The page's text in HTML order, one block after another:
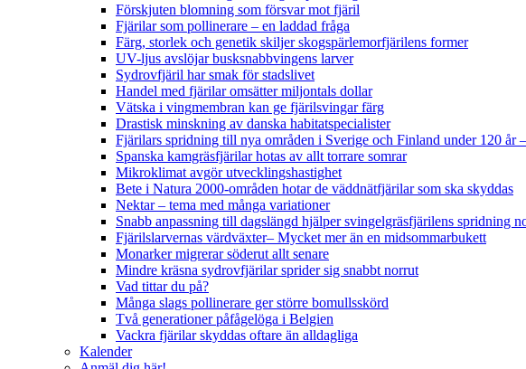
Förskjuten blomning som försvar mot fjäril
Fjärilar som pollinerare – en laddad fråga
Färg, storlek och genetik skiljer skogspärlemorfjärilens former
UV-ljus avslöjar busksnabbvingens larver
Sydrovfjäril har smak för stadslivet
Handel med fjärilar omsätter miljontals dollar
Vätska i vingmembran kan ge fjärilsvingar färg
Drastisk minskning av danska habitatspecialister
Fjärilars spridning till nya områden i Sverige och Finland under 120 år
Spanska kamgräsfjärilar hotas av allt torrare somrar
Mikroklimat avgör utvecklingshastighet
Bete i Natura 2000-områden hotar de väddnätfjärilar som ska skyddas
Nektar – tema med många variationer
Snabb anpassning till dagslängd hjälper svingelgräsfjärilens spridning
Fjärilslarvernas värdväxter– Mycket mer än en midsommarbukett
Monarker migrerar söderut allt senare
Mindre kräsna sydrovfjärilar sprider sig snabbt norrut
Vad tittar du på?
Många slags pollinerare ger större bomullsskörd
Två generationer påfågelöga i Belgien
Vackra fjärilar skyddas oftare än alldagliga
Kalender